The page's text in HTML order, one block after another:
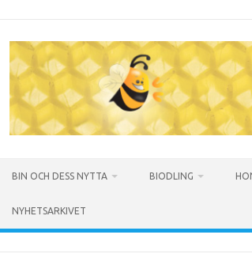
innehåll
BIN OCH DESS NYTTA BIODLING
NYHETSARKIVET